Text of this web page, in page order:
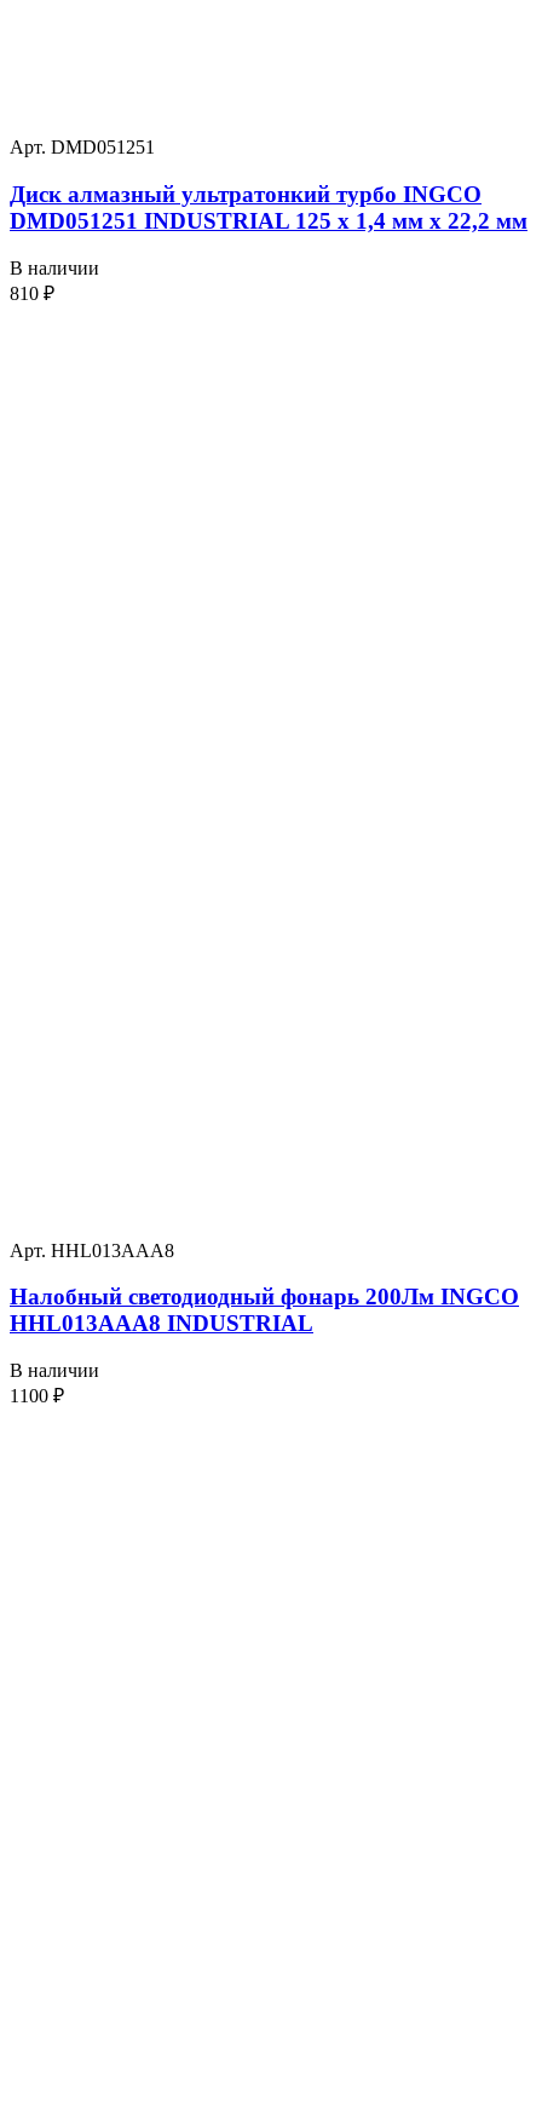
Арт. DMD051251
Диск алмазный ультратонкий турбо INGCO
DMD051251 INDUSTRIAL 125 х 1,4 мм x 22,2 мм
В наличии
810 ₽
Арт. HHL013AAA8
Налобный светодиодный фонарь 200Лм INGCO
HHL013AAA8 INDUSTRIAL
В наличии
1100 ₽